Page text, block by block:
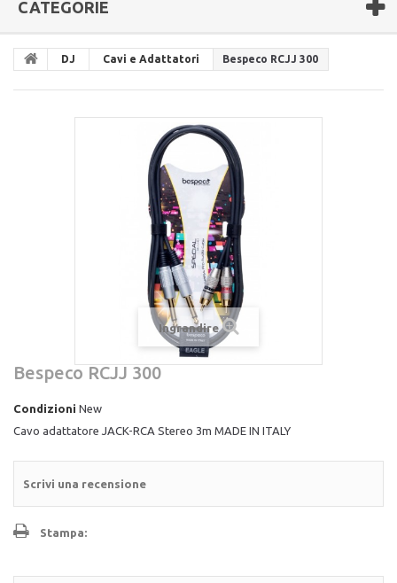
CATEGORIE
DJ Cavi e Adattatori Bespeco RCJJ 300
Ingrandire
Bespeco RCJJ 300
Condizioni New
Cavo adattatore JACK-RCA Stereo 3m MADE IN ITALY
Scrivi una recensione
Stampa: